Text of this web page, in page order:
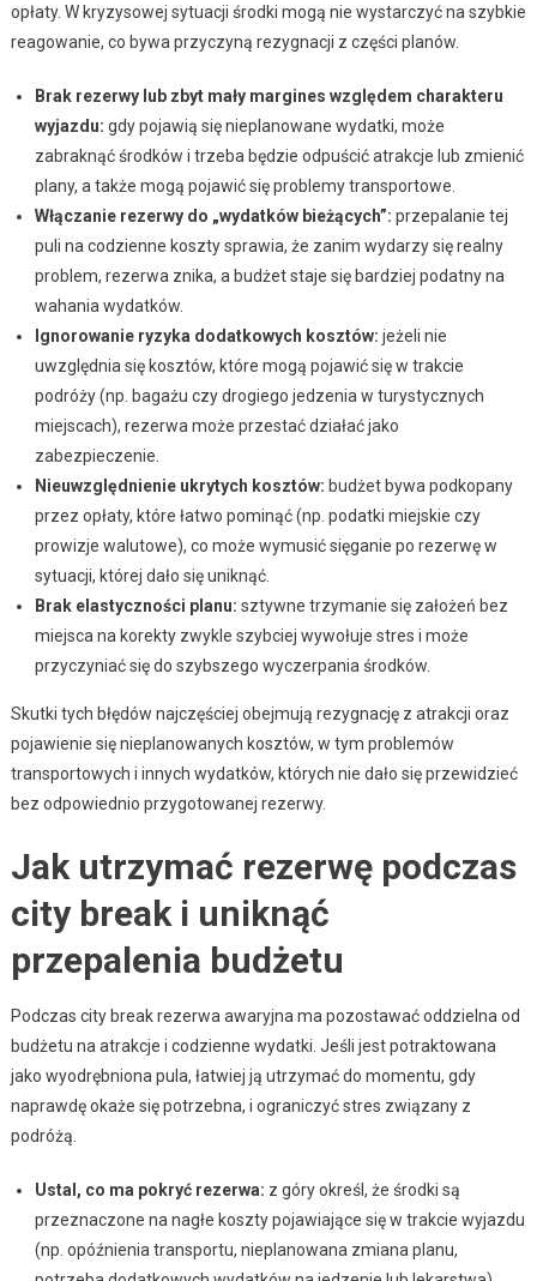
opłaty. W kryzysowej sytuacji środki mogą nie wystarczyć na szybkie
reagowanie, co bywa przyczyną rezygnacji z części planów.
Brak rezerwy lub zbyt mały margines względem charakteru
wyjazdu: gdy pojawią się nieplanowane wydatki, może
zabraknąć środków i trzeba będzie odpuścić atrakcje lub zmienić
plany, a także mogą pojawić się problemy transportowe.
Włączanie rezerwy do „wydatków bieżących”: przepalanie tej
puli na codzienne koszty sprawia, że zanim wydarzy się realny
problem, rezerwa znika, a budżet staje się bardziej podatny na
wahania wydatków.
Ignorowanie ryzyka dodatkowych kosztów: jeżeli nie
uwzględnia się kosztów, które mogą pojawić się w trakcie
podróży (np. bagażu czy drogiego jedzenia w turystycznych
miejscach), rezerwa może przestać działać jako
zabezpieczenie.
Nieuwzględnienie ukrytych kosztów: budżet bywa podkopany
przez opłaty, które łatwo pominąć (np. podatki miejskie czy
prowizje walutowe), co może wymusić sięganie po rezerwę w
sytuacji, której dało się uniknąć.
Brak elastyczności planu: sztywne trzymanie się założeń bez
miejsca na korekty zwykle szybciej wywołuje stres i może
przyczyniać się do szybszego wyczerpania środków.
Skutki tych błędów najczęściej obejmują rezygnację z atrakcji oraz
pojawienie się nieplanowanych kosztów, w tym problemów
transportowych i innych wydatków, których nie dało się przewidzieć
bez odpowiednio przygotowanej rezerwy.
Jak utrzymać rezerwę podczas
city break i uniknąć
przepalenia budżetu
Podczas city break rezerwa awaryjna ma pozostawać oddzielna od
budżetu na atrakcje i codzienne wydatki. Jeśli jest potraktowana
jako wyodrębniona pula, łatwiej ją utrzymać do momentu, gdy
naprawdę okaże się potrzebna, i ograniczyć stres związany z
podróżą.
Ustal, co ma pokryć rezerwa: z góry określ, że środki są
przeznaczone na nagłe koszty pojawiające się w trakcie wyjazdu
(np. opóźnienia transportu, nieplanowana zmiana planu,